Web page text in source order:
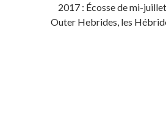
2017 : Écosse de mi-
Outer Hebrides, les